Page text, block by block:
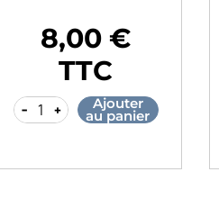
8,00 €
TTC
- + Ajouter
au panier